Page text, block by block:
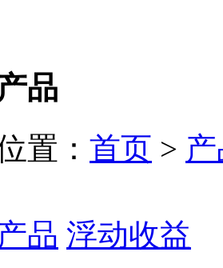
品
置： 首页 >
品 浮动收益